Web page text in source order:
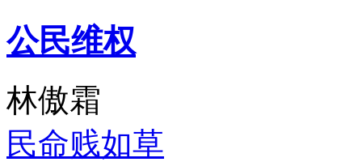
公民维权
林傲霜
民命贱如草